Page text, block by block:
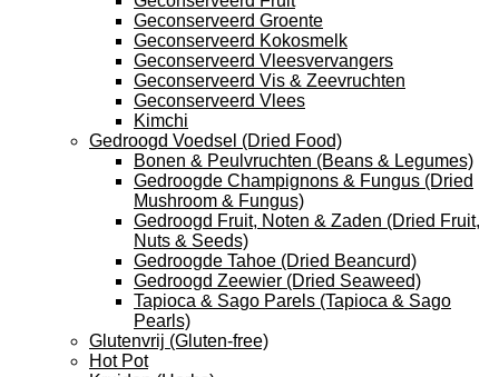
Geconserveerd Groente
Geconserveerd Kokosmelk
Geconserveerd Vleesvervangers
Geconserveerd Vis & Zeevruchten
Geconserveerd Vlees
Kimchi
Gedroogd Voedsel (Dried Food)
Bonen & Peulvruchten (Beans & Legumes)
Gedroogde Champignons & Fungus (Dried
Mushroom & Fungus)
Gedroogd Fruit, Noten & Zaden (Dried Fruit,
Nuts & Seeds)
Gedroogde Tahoe (Dried Beancurd)
Gedroogd Zeewier (Dried Seaweed)
Tapioca & Sago Parels (Tapioca & Sago
Pearls)
Glutenvrij (Gluten-free)
Hot Pot